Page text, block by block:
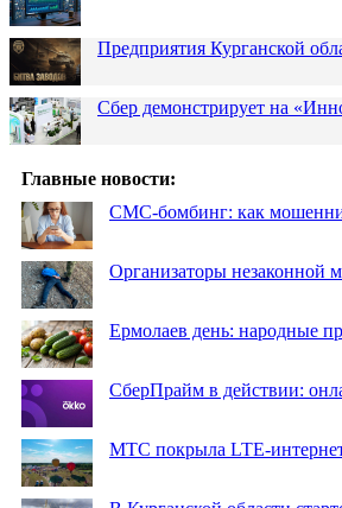
Предприятия Курганской
Сбер демонстрирует на
Главные новости:
СМС-бомбинг: как
Организаторы незаконной
Ермолаев день: народные
СберПрайм в действии:
МТС покрыла LTE-